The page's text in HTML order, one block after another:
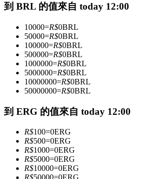
跟單
與頂尖交易專家同行
到 BRL 的值來自 today 12:00
10000=R$0BRL
50000=R$0BRL
100000=R$0BRL
500000=R$0BRL
1000000=R$0BRL
5000000=R$0BRL
10000000=R$0BRL
50000000=R$0BRL
到 ERG 的值來自 today 12:00
R$100=0ERG
R$500=0ERG
R$1000=0ERG
R$5000=0ERG
R$10000=0ERG